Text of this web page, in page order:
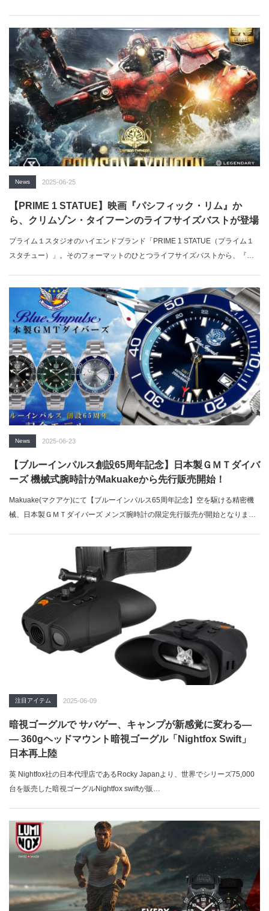
News 2025-06-25
【PRIME 1 STATUE】映画『パシフィック・リム』か
ら、クリムゾン・タイフーンのライフサイズバストが登場
プライム１スタジオのハイエンドブランド「PRIME 1 STATUE（プライム１
スタチュー）」。そのフォーマットのひとつライフサイズバストから、『…
News 2025-06-23
【ブルーインパルス創設65周年記念】日本製ＧＭＴダイバ
ーズ 機械式腕時計がMakuakeから先行販売開始！
Makuake(マクアケ)にて【ブルーインパルス65周年記念】空を駆ける精密機
械、日本製ＧＭＴダイバーズ メンズ腕時計の限定先行販売が開始となりまし
注目アイテム 2025-06-09
暗視ゴーグルで サバゲー、キャンプが新感覚に変わる―
― 360gヘッドマウント暗視ゴーグル「Nightfox Swift」
日本再上陸
英 Nightfox社の日本代理店であるRocky Japanより、世界でシリーズ75,000
台を販売した暗視ゴーグルNightfox swiftが販…